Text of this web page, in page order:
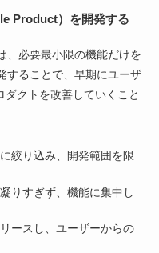
Product）を開発する
、必要最小限の機能だけを
することで、早期にユーザ
クトを改善していくこと
絞り込み、開発範囲を限
りすぎず、機能に集中し
ースし、ユーザーからの